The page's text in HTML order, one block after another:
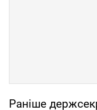
Раніше